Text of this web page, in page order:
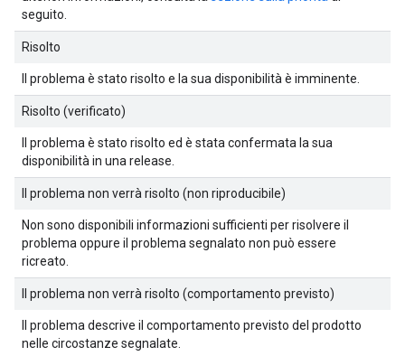
seguito.
Risolto
Il problema è stato risolto e la sua disponibilità è imminente.
Risolto (verificato)
Il problema è stato risolto ed è stata confermata la sua
disponibilità in una release.
Il problema non verrà risolto (non riproducibile)
Non sono disponibili informazioni sufficienti per risolvere il
problema oppure il problema segnalato non può essere
ricreato.
Il problema non verrà risolto (comportamento previsto)
Il problema descrive il comportamento previsto del prodotto
nelle circostanze segnalate.